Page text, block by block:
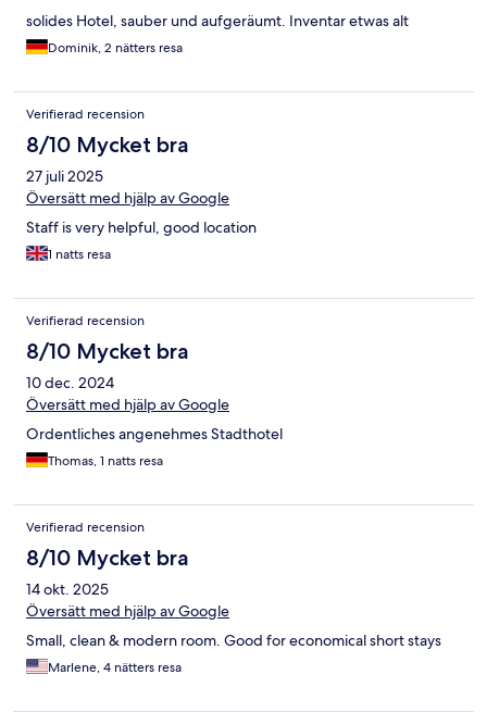
solides Hotel, sauber und aufgeräumt. Inventar etwas alt
Dominik, 2 nätters resa
Verifierad recension
8/10 Mycket bra
27 juli 2025
Översätt med hjälp av Google
Staff is very helpful, good location
1 natts resa
Verifierad recension
8/10 Mycket bra
10 dec. 2024
Översätt med hjälp av Google
Ordentliches angenehmes Stadthotel
Thomas, 1 natts resa
Verifierad recension
8/10 Mycket bra
14 okt. 2025
Översätt med hjälp av Google
Small, clean & modern room. Good for economical short stays
Marlene, 4 nätters resa